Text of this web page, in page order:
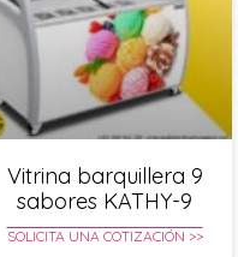
Vitrina barquillera 9
sabores KATHY-9
SOLICITA UNA COTIZACIÓN >>